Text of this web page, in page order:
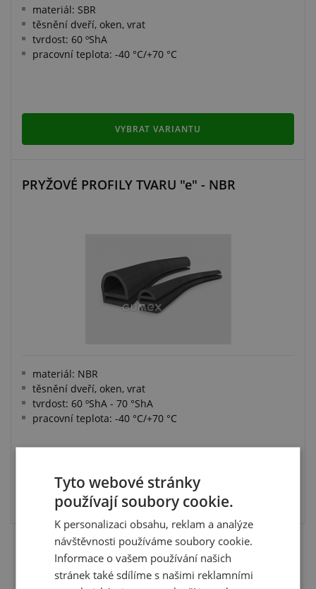
materiál: SBR
těsnění dveří, oken, vrat
tvrdost: 60 ºShA
pracovní teplota: -40 °C/+70 °C
VYBRAT VARIANTU
PRYŽOVÉ PROFILY TVARU "e" - NBR
materiál: NBR
těsnění dveří, oken, vrat
tvrdost: 60 ºShA - 70 °ShA
pracovní teplota: -40 °C/+70 °C
VYBRAT VARIANTU
Tyto webové stránky
používají soubory cookie.
K personalizaci obsahu, reklam a analýze
návštěvnosti používáme soubory cookie.
Informace o vašem používání našich
stránek také sdílíme s našimi reklamními